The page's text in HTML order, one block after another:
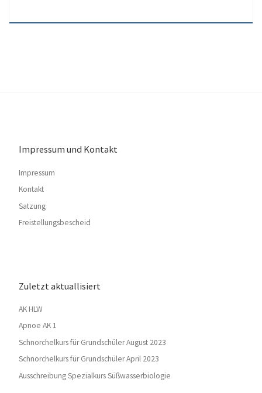
Impressum und Kontakt
Impressum
Kontakt
Satzung
Freistellungsbescheid
Zuletzt aktuallisiert
AK HLW
Apnoe AK 1
Schnorchelkurs für Grundschüler August 2023
Schnorchelkurs für Grundschüler April 2023
Ausschreibung Spezialkurs Süßwasserbiologie